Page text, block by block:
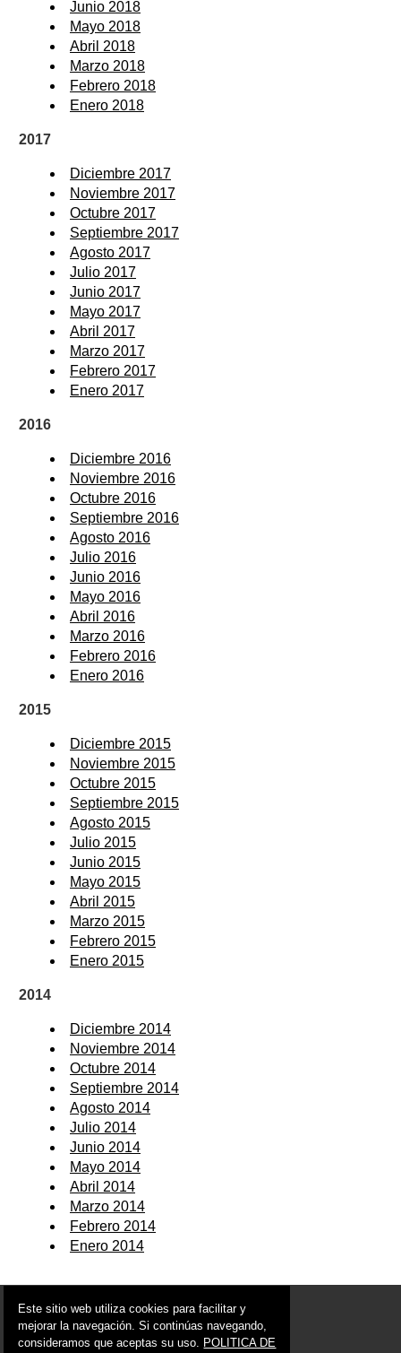
Junio 2018
Mayo 2018
Abril 2018
Marzo 2018
Febrero 2018
Enero 2018
2017
Diciembre 2017
Noviembre 2017
Octubre 2017
Septiembre 2017
Agosto 2017
Julio 2017
Junio 2017
Mayo 2017
Abril 2017
Marzo 2017
Febrero 2017
Enero 2017
2016
Diciembre 2016
Noviembre 2016
Octubre 2016
Septiembre 2016
Agosto 2016
Julio 2016
Junio 2016
Mayo 2016
Abril 2016
Marzo 2016
Febrero 2016
Enero 2016
2015
Diciembre 2015
Noviembre 2015
Octubre 2015
Septiembre 2015
Agosto 2015
Julio 2015
Junio 2015
Mayo 2015
Abril 2015
Marzo 2015
Febrero 2015
Enero 2015
2014
Diciembre 2014
Noviembre 2014
Octubre 2014
Septiembre 2014
Agosto 2014
Julio 2014
Junio 2014
Mayo 2014
Abril 2014
Marzo 2014
Febrero 2014
Enero 2014
© 2006 - 2026 Portal de Albudeite Noticias
info@portaldealbudeite.es
Este sitio web utiliza cookies para facilitar y
mejorar la navegación. Si continúas navegando,
consideramos que aceptas su uso. POLITICA DE